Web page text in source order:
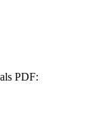
PDF: